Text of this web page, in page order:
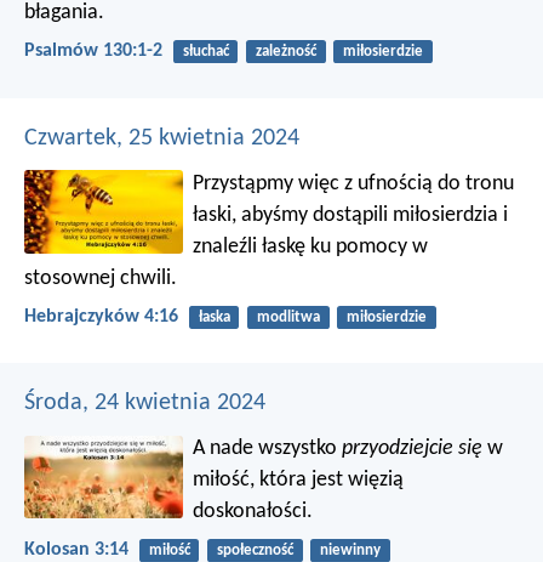
błagania.
Psalmów 130:1-2 słuchać zależność miłosierdzie
Czwartek, 25 kwietnia 2024
Przystąpmy więc z ufnością do tronu
łaski, abyśmy dostąpili miłosierdzia i
znaleźli łaskę ku pomocy w
stosownej chwili.
Hebrajczyków 4:16 łaska modlitwa miłosierdzie
Środa, 24 kwietnia 2024
A nade wszystkoprzyodziejcie się w
miłość, która jest więzią
doskonałości.
Kolosan 3:14 miłość społeczność niewinny